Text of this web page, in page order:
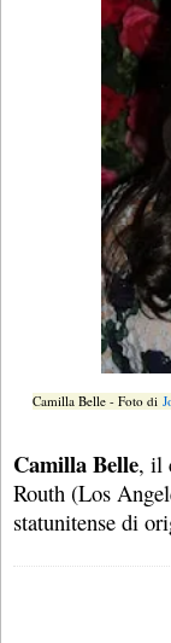
Camilla Belle - Foto di
Camilla Belle, il
Routh (Los
statunitense di